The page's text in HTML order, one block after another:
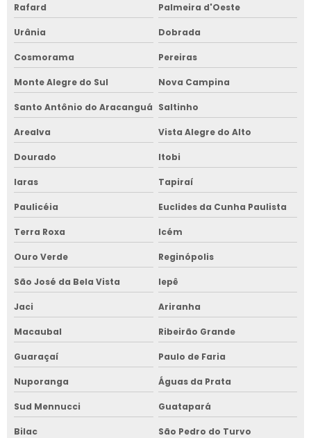
Rafard Palmeira d'Oeste
Urânia Dobrada
Cosmorama Pereiras
Monte Alegre do Sul Nova Campina
Santo Antônio do Aracanguá Saltinho
Arealva Vista Alegre do Alto
Dourado Itobi
Iaras Tapiraí
Paulicéia Euclides da Cunha Paulista
Terra Roxa Icém
Ouro Verde Reginópolis
São José da Bela Vista Iepê
Jaci Ariranha
Macaubal Ribeirão Grande
Guaraçaí Paulo de Faria
Nuporanga Águas da Prata
Sud Mennucci Guatapará
Bilac São Pedro do Turvo